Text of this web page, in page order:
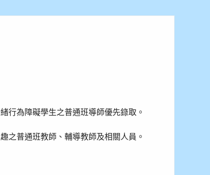
行為障礙學生之普通班導師優先錄取。
之普通班教師、輔導教師及相關人員。